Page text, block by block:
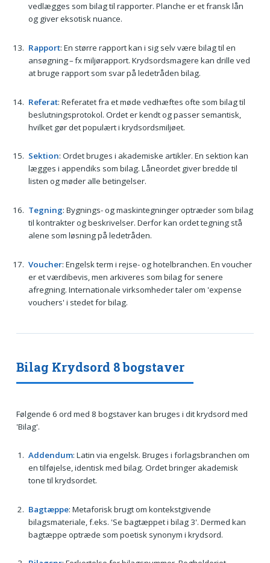
vedlægges som bilag til rapporter. Planche er et fransk lån
og giver eksotisk nuance.
Rapport: En større rapport kan i sig selv være bilag til en
ansøgning – fx miljørapport. Krydsordsmagere kan drille ved
at bruge rapport som svar på ledetråden bilag.
Referat: Referatet fra et møde vedhæftes ofte som bilag til
beslutningsprotokol. Ordet er kendt og passer semantisk,
hvilket gør det populært i krydsordsmiljøet.
Sektion: Ordet bruges i akademiske artikler. En sektion kan
lægges i appendiks som bilag. Låneordet giver bredde til
listen og møder alle betingelser.
Tegning: Bygnings- og maskintegninger optræder som bilag
til kontrakter og beskrivelser. Derfor kan ordet tegning stå
alene som løsning på ledetråden.
Voucher: Engelsk term i rejse- og hotelbranchen. En voucher
er et værdibevis, men arkiveres som bilag for senere
afregning. Internationale virksomheder taler om 'expense
vouchers' i stedet for bilag.
Bilag Krydsord 8 bogstaver
Følgende 6 ord med 8 bogstaver kan bruges i dit krydsord med
'Bilag'.
Addendum: Latin via engelsk. Bruges i forlagsbranchen om
en tilføjelse, identisk med bilag. Ordet bringer akademisk
tone til krydsordet.
Bagtæppe: Metaforisk brugt om kontekstgivende
bilagsmateriale, f.eks. 'Se bagtæppet i bilag 3'. Dermed kan
bagtæppe optræde som poetisk synonym i krydsord.